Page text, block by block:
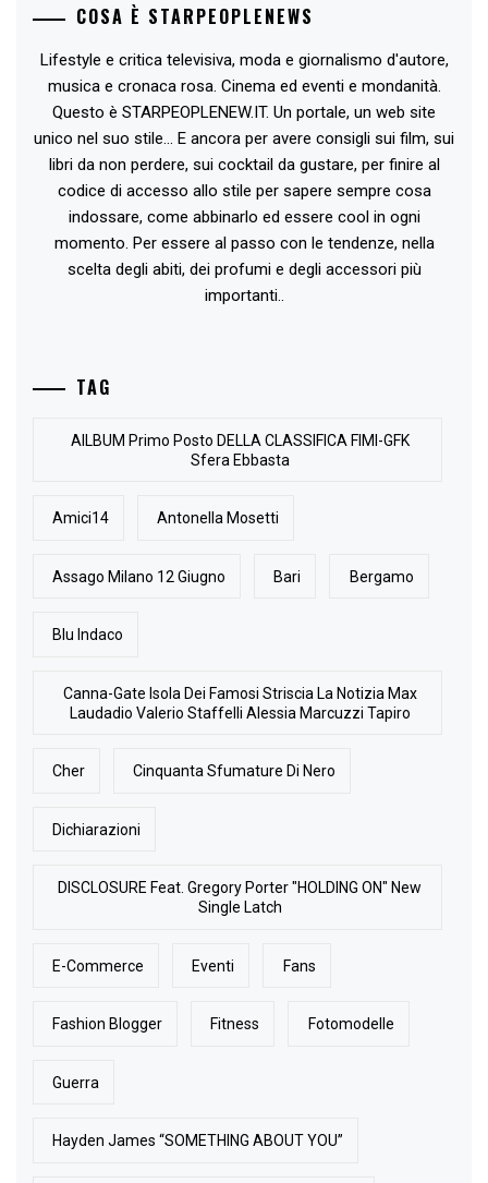
COSA È STARPEOPLENEWS
Lifestyle e critica televisiva, moda e giornalismo d'autore,
musica e cronaca rosa. Cinema ed eventi e mondanità.
Questo è STARPEOPLENEW.IT. Un portale, un web site
unico nel suo stile... E ancora per avere consigli sui film, sui
libri da non perdere, sui cocktail da gustare, per finire al
codice di accesso allo stile per sapere sempre cosa
indossare, come abbinarlo ed essere cool in ogni
momento. Per essere al passo con le tendenze, nella
scelta degli abiti, dei profumi e degli accessori più
importanti..
TAG
AlLBUM Primo Posto DELLA CLASSIFICA FIMI-GFK
Sfera Ebbasta
Amici14 Antonella Mosetti
Assago Milano 12 Giugno Bari Bergamo
Blu Indaco
Canna-Gate Isola Dei Famosi Striscia La Notizia Max
Laudadio Valerio Staffelli Alessia Marcuzzi Tapiro
Cher Cinquanta Sfumature Di Nero
Dichiarazioni
DISCLOSURE Feat. Gregory Porter "HOLDING ON" New
Single Latch
E-Commerce Eventi Fans
Fashion Blogger Fitness Fotomodelle
Guerra
Hayden James “SOMETHING ABOUT YOU”